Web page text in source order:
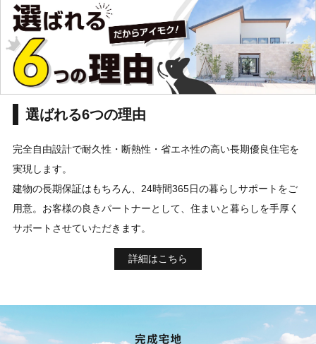
選ばれる6つの理由
完全自由設計で耐久性・断熱性・省エネ性の高い長期優良住宅を
実現します。
建物の長期保証はもちろん、24時間365日の暮らしサポートをご
用意。お客様の良きパートナーとして、住まいと暮らしを手厚く
サポートさせていただきます。
詳細はこちら